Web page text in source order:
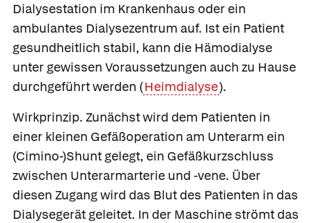
Dialysestation im Krankenhaus oder ein
ambulantes Dialysezentrum auf. Ist ein Patient
gesundheitlich stabil, kann die Hämodialyse
unter gewissen Voraussetzungen auch zu Hause
durchgeführt werden (Heimdialyse).
Wirkprinzip. Zunächst wird dem Patienten in
einer kleinen Gefäßoperation am Unterarm ein
(Cimino-)Shuntgelegt, ein Gefäßkurzschluss
zwischen Unterarmarterie und -vene. Über
diesen Zugang wird das Blut des Patienten in das
Dialysegerät geleitet. In der Maschine strömt das